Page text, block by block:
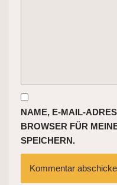
NAME, E-MAIL-
BROWSER FÜR
SPEICHERN.